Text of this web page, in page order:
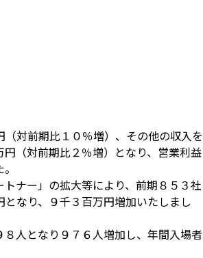
対前期比１０％増）、その他の収入を
（対前期比２％増）となり、営業利益
ナー」の拡大等により、前期８５３社
なり、９千３百万円増加いたしまし
人となり９７６人増加し、年間入場者